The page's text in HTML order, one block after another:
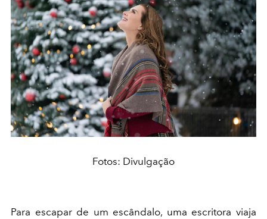
Fotos: Divulgação
Para escapar de um escândalo, uma escritora viaja